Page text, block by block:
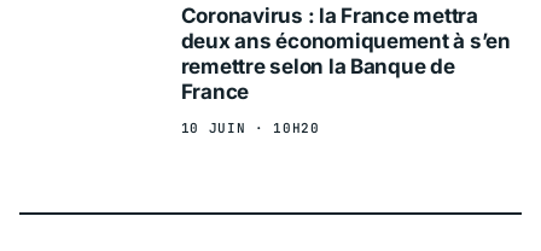
Coronavirus : la France mettra
deux ans économiquement à s’en
remettre selon la Banque de
France
10 JUIN · 10H20